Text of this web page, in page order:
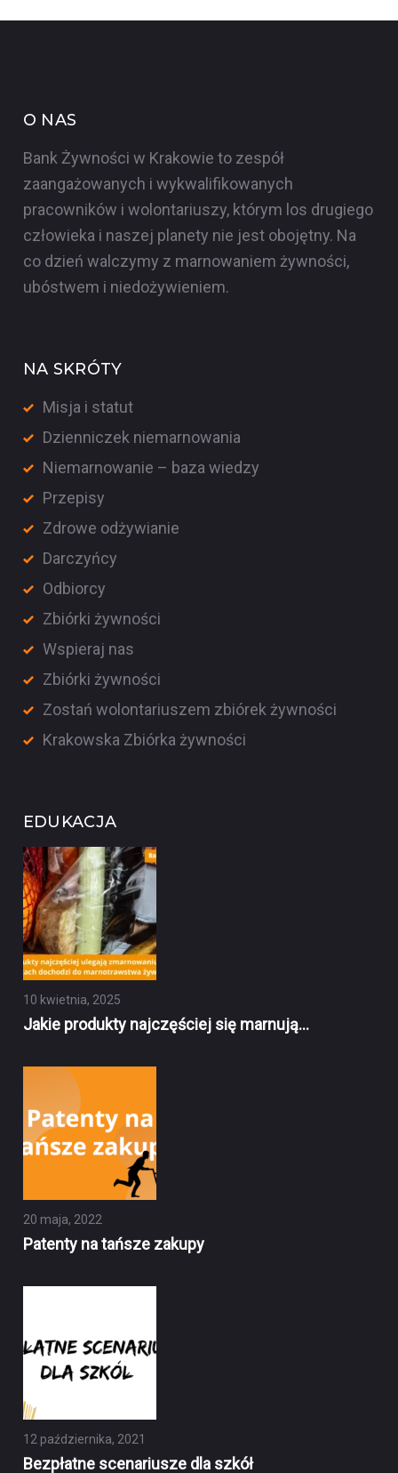
O NAS
Bank Żywności w Krakowie to zespół
zaangażowanych i wykwalifikowanych
pracowników i wolontariuszy, którym los drugiego
człowieka i naszej planety nie jest obojętny. Na
co dzień walczymy z marnowaniem żywności,
ubóstwem i niedożywieniem.
NA SKRÓTY
Misja i statut
Dzienniczek niemarnowania
Niemarnowanie – baza wiedzy
Przepisy
Zdrowe odżywianie
Darczyńcy
Odbiorcy
Zbiórki żywności
Wspieraj nas
Zbiórki żywności
Zostań wolontariuszem zbiórek żywności
Krakowska Zbiórka żywności
EDUKACJA
10 kwietnia, 2025
Jakie produkty najczęściej się marnują…
20 maja, 2022
Patenty na tańsze zakupy
12 października, 2021
Bezpłatne scenariusze dla szkół